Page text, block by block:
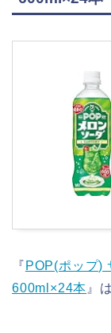
『 POP(ポップ)
600ml×24本 』